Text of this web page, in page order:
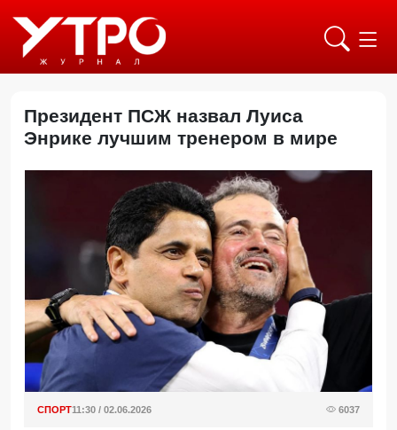
Президент ПСЖ назвал Луиса
Энрике лучшим тренером в мире
СПОРТ11:30 / 02.06.2026 6037